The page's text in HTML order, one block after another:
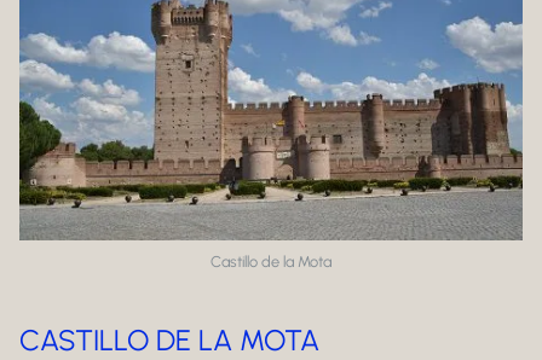
Castillo de la Mota
CASTILLO DE LA MOTA